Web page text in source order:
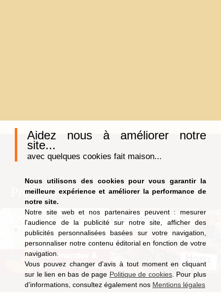
Aidez nous à améliorer notre
site...
avec quelques cookies fait maison...
Nous utilisons des cookies pour vous garantir la
meilleure expérience et améliorer la performance de
notre site.
Notre site web et nos partenaires peuvent : mesurer
l'audience de la publicité sur notre site, afficher des
publicités personnalisées basées sur votre navigation,
personnaliser notre contenu éditorial en fonction de votre
navigation.
Vous pouvez changer d'avis à tout moment en cliquant
sur le lien en bas de page Politique de cookies. Pour plus
d’informations, consultez également nos Mentions légales
Produits maison Notre auberge